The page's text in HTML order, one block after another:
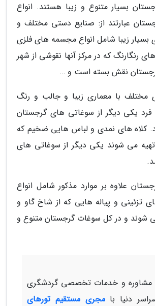
بسیار متنوع و زیبا هستند. انواع
عبارتند از: صنایع دستی مختلف و
بسیار زیبا شامل انواع مجسمه های فلزی
رنگارنگ که در مرکز آنها نقوشی از شهر
نقش بسته است و …
با معماری زیبا و جالب و رنگ
یکی دیگر از سوغاتی های گرجستان
های نمدی و لباس هایی ضخیم که
تهیه می شوند یکی دیگر از سوغاتی های
علاوه بر موارد مذکور شامل انواع
تزئینی و پیاله هایی که از شاخ گاو و
شوند و در کل سوغات گرجستان متنوع و
مشاوره و خدمات تخصصی گردشگری
دنیا بامجری مستقیم تورهای